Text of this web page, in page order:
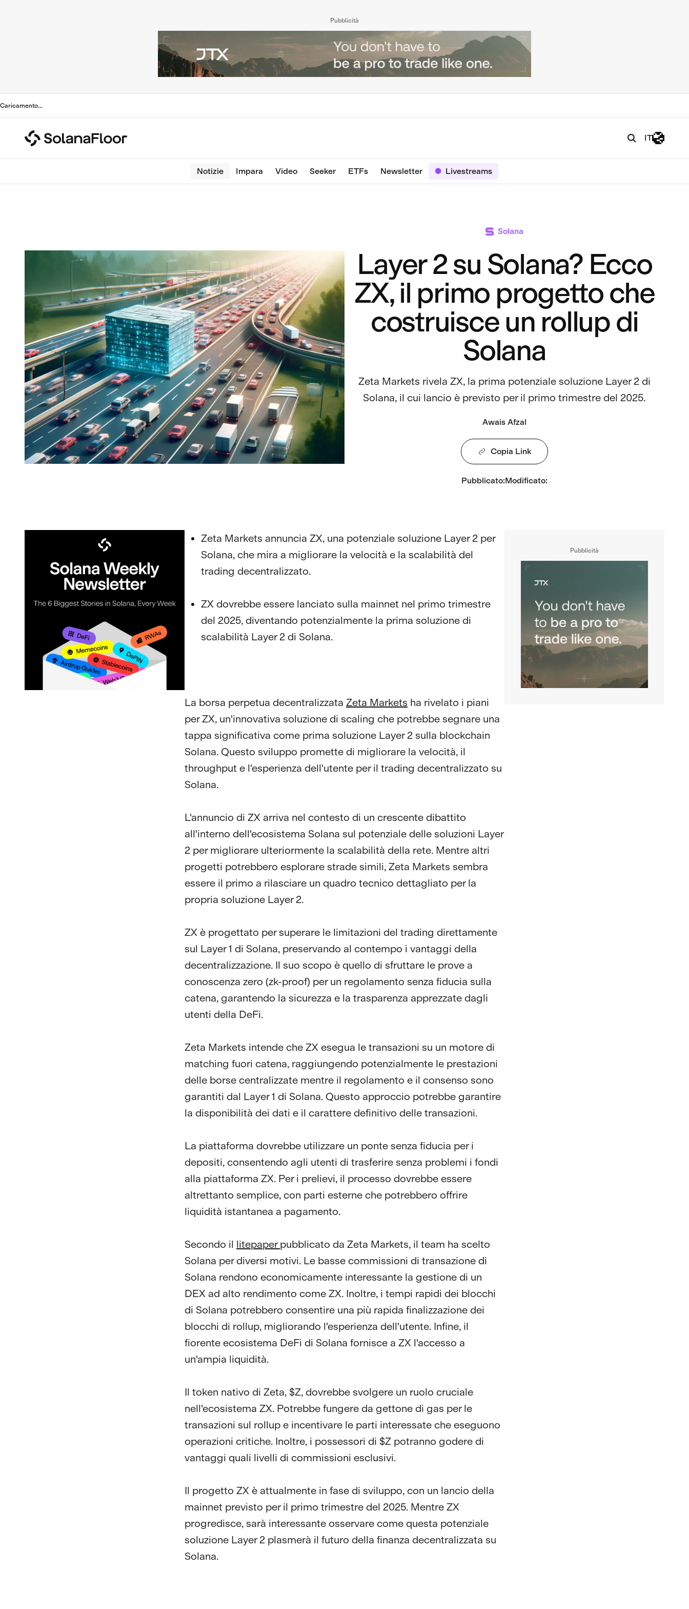
Pubblicità
Caricamento...
IT
Notizie Impara Video Seeker ETFs Newsletter Livestreams
Solana
Layer 2 su Solana? Ecco
ZX, il primo progetto che
costruisce un rollup di
Solana
Zeta Markets rivela ZX, la prima potenziale soluzione Layer 2 di
Solana, il cui lancio è previsto per il primo trimestre del 2025.
Awais Afzal
Copia Link
Pubblicato:Modificato:
Zeta Markets annuncia ZX, una potenziale soluzione Layer 2 per
Solana, che mira a migliorare la velocità e la scalabilità del
trading decentralizzato.
ZX dovrebbe essere lanciato sulla mainnet nel primo trimestre
del 2025, diventando potenzialmente la prima soluzione di
scalabilità Layer 2 di Solana.
La borsa perpetua decentralizzata Zeta Markets ha rivelato i piani
per ZX, un'innovativa soluzione di scaling che potrebbe segnare una
tappa significativa come prima soluzione Layer 2 sulla blockchain
Solana. Questo sviluppo promette di migliorare la velocità, il
throughput e l'esperienza dell'utente per il trading decentralizzato su
Solana.
L'annuncio di ZX arriva nel contesto di un crescente dibattito
all'interno dell'ecosistema Solana sul potenziale delle soluzioni Layer
2 per migliorare ulteriormente la scalabilità della rete. Mentre altri
progetti potrebbero esplorare strade simili, Zeta Markets sembra
essere il primo a rilasciare un quadro tecnico dettagliato per la
propria soluzione Layer 2.
ZX è progettato per superare le limitazioni del trading direttamente
sul Layer 1 di Solana, preservando al contempo i vantaggi della
decentralizzazione. Il suo scopo è quello di sfruttare le prove a
conoscenza zero (zk-proof) per un regolamento senza fiducia sulla
catena, garantendo la sicurezza e la trasparenza apprezzate dagli
utenti della DeFi.
Zeta Markets intende che ZX esegua le transazioni su un motore di
matching fuori catena, raggiungendo potenzialmente le prestazioni
delle borse centralizzate mentre il regolamento e il consenso sono
garantiti dal Layer 1 di Solana. Questo approccio potrebbe garantire
la disponibilità dei dati e il carattere definitivo delle transazioni.
La piattaforma dovrebbe utilizzare un ponte senza fiducia per i
depositi, consentendo agli utenti di trasferire senza problemi i fondi
alla piattaforma ZX. Per i prelievi, il processo dovrebbe essere
altrettanto semplice, con parti esterne che potrebbero offrire
liquidità istantanea a pagamento.
Secondo il litepaperpubblicato da Zeta Markets, il team ha scelto
Solana per diversi motivi. Le basse commissioni di transazione di
Solana rendono economicamente interessante la gestione di un
DEX ad alto rendimento come ZX. Inoltre, i tempi rapidi dei blocchi
di Solana potrebbero consentire una più rapida finalizzazione dei
blocchi di rollup, migliorando l'esperienza dell'utente. Infine, il
fiorente ecosistema DeFi di Solana fornisce a ZX l'accesso a
un'ampia liquidità.
Il token nativo di Zeta, $Z, dovrebbe svolgere un ruolo cruciale
nell'ecosistema ZX. Potrebbe fungere da gettone di gas per le
transazioni sul rollup e incentivare le parti interessate che eseguono
operazioni critiche. Inoltre, i possessori di $Z potranno godere di
vantaggi quali livelli di commissioni esclusivi.
Il progetto ZX è attualmente in fase di sviluppo, con un lancio della
mainnet previsto per il primo trimestre del 2025. Mentre ZX
progredisce, sarà interessante osservare come questa potenziale
soluzione Layer 2 plasmerà il futuro della finanza decentralizzata su
Solana.
Pubblicità